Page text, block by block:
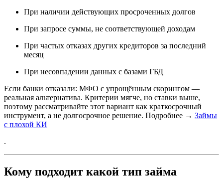
При наличии действующих просроченных долгов
При запросе суммы, не соответствующей доходам
При частых отказах других кредиторов за последний
месяц
При несовпадении данных с базами ГБД
Если банки отказали: МФО с упрощённым скорингом —
реальная альтернатива. Критерии мягче, но ставки выше,
поэтому рассматривайте этот вариант как краткосрочный
инструмент, а не долгосрочное решение. Подробнее → Займы
с плохой КИ
.
Кому подходит какой тип займа